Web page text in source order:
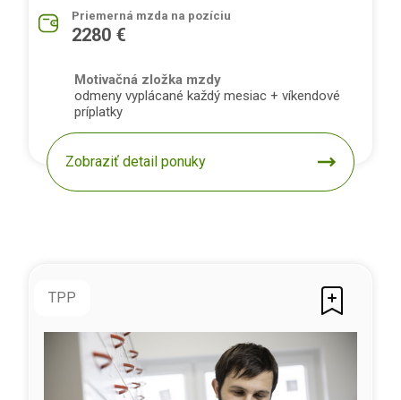
Priemerná mzda na pozíciu
2280 €
Motivačná zložka mzdy
odmeny vyplácané každý mesiac + víkendové
príplatky
Zobraziť detail ponuky
TPP